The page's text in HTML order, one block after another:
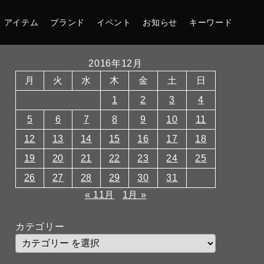
アイテム ブランド イベント お知らせ キーワード
2016年12月
月
火 水 木 金 土
日
1
2 3
4
5
6 7 8 9 10
11
12
13 14 15 16 17
18
19
20 21 22 23 24
25
26
27 28 29 30
31
« 11月
1月 »
カテゴリー